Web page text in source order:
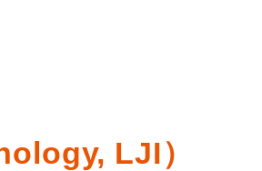
LJI）